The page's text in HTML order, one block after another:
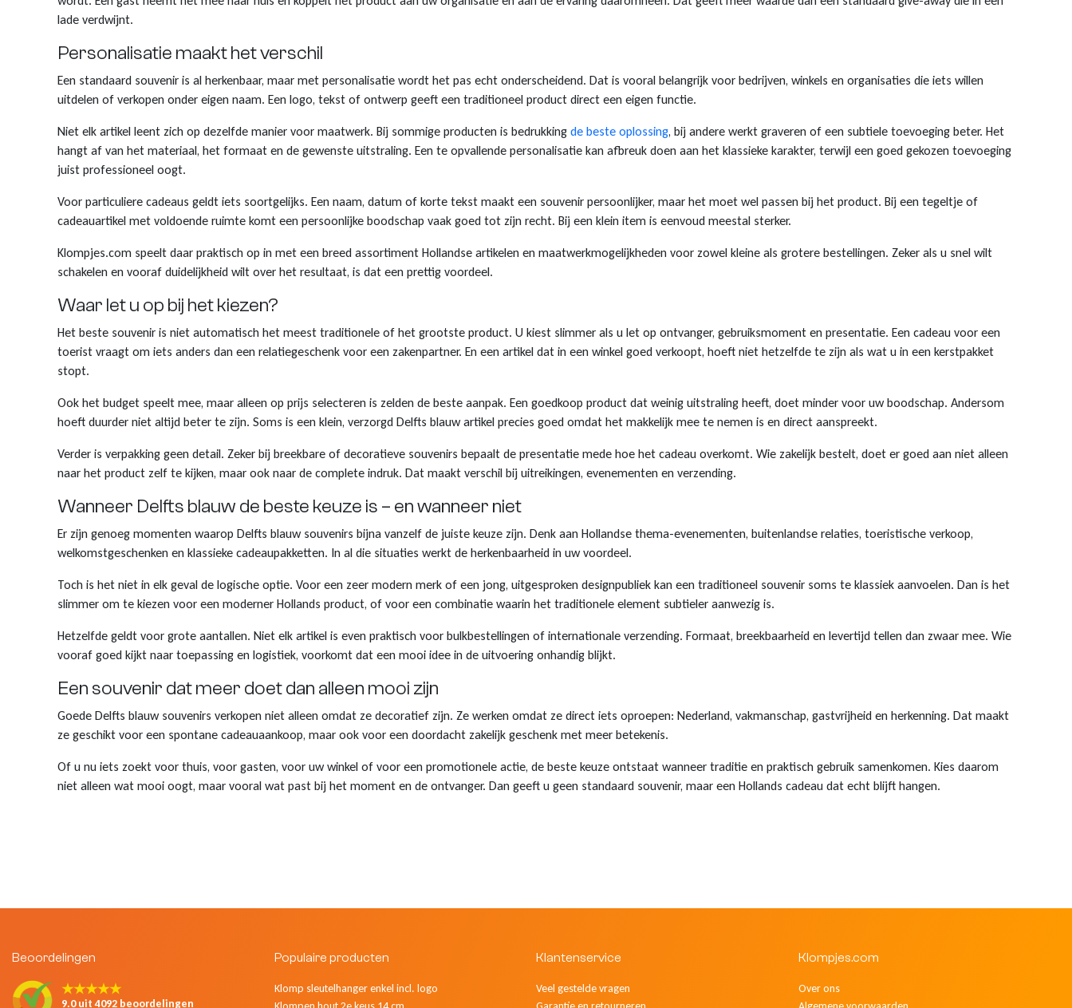
lade verdwijnt.
Personalisatie maakt het verschil
Een standaard souvenir is al herkenbaar, maar met personalisatie wordt het pas echt onderscheidend. Dat is vooral belangrijk voor bedrijven, winkels en organisaties die iets willen
uitdelen of verkopen onder eigen naam. Een logo, tekst of ontwerp geeft een traditioneel product direct een eigen functie.
Niet elk artikel leent zich op dezelfde manier voor maatwerk. Bij sommige producten is bedrukking de beste oplossing, bij andere werkt graveren of een subtiele toevoeging beter. Het
hangt af van het materiaal, het formaat en de gewenste uitstraling. Een te opvallende personalisatie kan afbreuk doen aan het klassieke karakter, terwijl een goed gekozen toevoeging
juist professioneel oogt.
Voor particuliere cadeaus geldt iets soortgelijks. Een naam, datum of korte tekst maakt een souvenir persoonlijker, maar het moet wel passen bij het product. Bij een tegeltje of
cadeauartikel met voldoende ruimte komt een persoonlijke boodschap vaak goed tot zijn recht. Bij een klein item is eenvoud meestal sterker.
Klompjes.com speelt daar praktisch op in met een breed assortiment Hollandse artikelen en maatwerkmogelijkheden voor zowel kleine als grotere bestellingen. Zeker als u snel wilt
schakelen en vooraf duidelijkheid wilt over het resultaat, is dat een prettig voordeel.
Waar let u op bij het kiezen?
Het beste souvenir is niet automatisch het meest traditionele of het grootste product. U kiest slimmer als u let op ontvanger, gebruiksmoment en presentatie. Een cadeau voor een
toerist vraagt om iets anders dan een relatiegeschenk voor een zakenpartner. En een artikel dat in een winkel goed verkoopt, hoeft niet hetzelfde te zijn als wat u in een kerstpakket
stopt.
Ook het budget speelt mee, maar alleen op prijs selecteren is zelden de beste aanpak. Een goedkoop product dat weinig uitstraling heeft, doet minder voor uw boodschap. Andersom
hoeft duurder niet altijd beter te zijn. Soms is een klein, verzorgd Delfts blauw artikel precies goed omdat het makkelijk mee te nemen is en direct aanspreekt.
Verder is verpakking geen detail. Zeker bij breekbare of decoratieve souvenirs bepaalt de presentatie mede hoe het cadeau overkomt. Wie zakelijk bestelt, doet er goed aan niet alleen
naar het product zelf te kijken, maar ook naar de complete indruk. Dat maakt verschil bij uitreikingen, evenementen en verzending.
Wanneer Delfts blauw de beste keuze is – en wanneer niet
Er zijn genoeg momenten waarop Delfts blauw souvenirs bijna vanzelf de juiste keuze zijn. Denk aan Hollandse thema-evenementen, buitenlandse relaties, toeristische verkoop,
welkomstgeschenken en klassieke cadeaupakketten. In al die situaties werkt de herkenbaarheid in uw voordeel.
Toch is het niet in elk geval de logische optie. Voor een zeer modern merk of een jong, uitgesproken designpubliek kan een traditioneel souvenir soms te klassiek aanvoelen. Dan is het
slimmer om te kiezen voor een moderner Hollands product, of voor een combinatie waarin het traditionele element subtieler aanwezig is.
Hetzelfde geldt voor grote aantallen. Niet elk artikel is even praktisch voor bulkbestellingen of internationale verzending. Formaat, breekbaarheid en levertijd tellen dan zwaar mee. Wie
vooraf goed kijkt naar toepassing en logistiek, voorkomt dat een mooi idee in de uitvoering onhandig blijkt.
Een souvenir dat meer doet dan alleen mooi zijn
Goede Delfts blauw souvenirs verkopen niet alleen omdat ze decoratief zijn. Ze werken omdat ze direct iets oproepen: Nederland, vakmanschap, gastvrijheid en herkenning. Dat maakt
ze geschikt voor een spontane cadeauaankoop, maar ook voor een doordacht zakelijk geschenk met meer betekenis.
Of u nu iets zoekt voor thuis, voor gasten, voor uw winkel of voor een promotionele actie, de beste keuze ontstaat wanneer traditie en praktisch gebruik samenkomen. Kies daarom
niet alleen wat mooi oogt, maar vooral wat past bij het moment en de ontvanger. Dan geeft u geen standaard souvenir, maar een Hollands cadeau dat echt blijft hangen.
Beoordelingen
★★★★★
9.0 uit 4092 beoordelingen
Populaire producten
Klomp sleutelhanger enkel incl. logo
Klantenservice
Veel gestelde vragen
Klompjes.com
Over ons
Waarmee kunnen we je helpen?
Kies een onderwerp. Meestal ben je binnen een minuut klaar.
Veelgestelde vragen